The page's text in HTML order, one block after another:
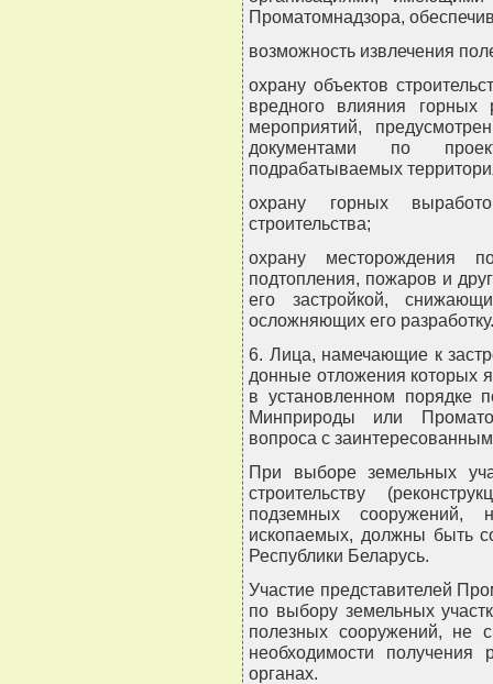
Проматомнадзора,
возможность извлечения
охрану объектов
вредного влияния горных
мероприятий,
документами по
подрабатываемых
охрану горных
строительства;
охрану месторождения
подтопления, пожаров и
его застройкой,
осложняющих его разработку.
6. Лица, намечающие к
донные отложения которых
в установленном порядке
Минприроды или
вопроса с
При выборе земельных
строительству
подземных
ископаемых, должны быть
Республики Беларусь.
Участие представителей
по выбору земельных
полезных сооружений, не
необходимости получения
органах.